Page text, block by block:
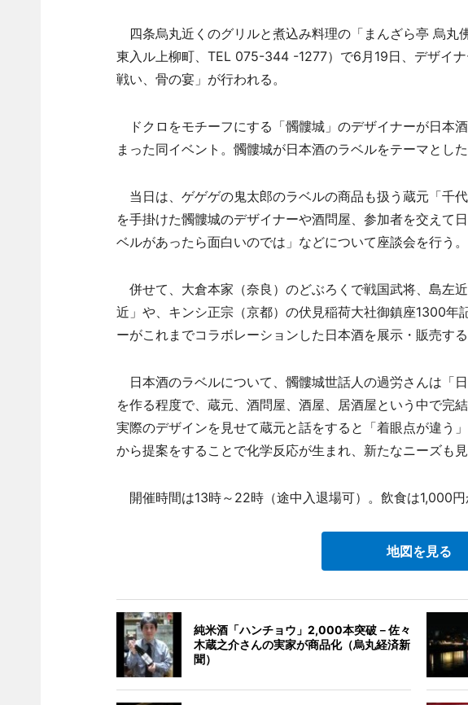
四条烏丸近くのグリルと煮込み料理の「まんざら亭 烏丸
東入ル上柳町、TEL 075-344 -1277）で6月19日、デザイ
戦い、骨の宴」が行われる。
ドクロをモチーフにする「髑髏城」のデザイナーが日本
まった同イベント。髑髏城が日本酒のラベルをテーマとし
当日は、ゲゲゲの鬼太郎のラベルの商品も扱う蔵元「千
を手掛けた髑髏城のデザイナーや酒問屋、参加者を交えて
ベルがあったら面白いのでは」などについて座談会を行う。
併せて、大倉本家（奈良）のどぶろくで戦国武将、島左
近」や、キンシ正宗（京都）の伏見稲荷大社御鎮座1300年
ーがこれまでコラボレーションした日本酒を展示・販売する
日本酒のラベルについて、髑髏城世話人の過労さんは「
を作る程度で、蔵元、酒問屋、酒屋、居酒屋という中で完
実際のデザインを見せて蔵元と話をすると「着眼点が違う
から提案をすることで化学反応が生まれ、新たなニーズも
開催時間は13時～22時（途中入退場可）。飲食は1,000円
地図を見る
純米酒「ハンチョウ」2,000本突破－佐々
木蔵之介さんの実家が商品化（烏丸経済新
聞）